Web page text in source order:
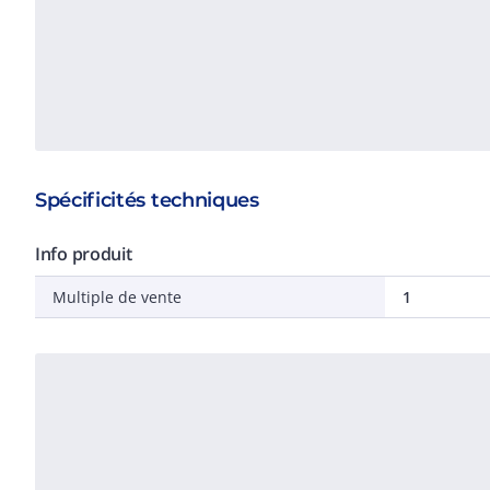
Spécificités techniques
Info produit
Multiple de vente 1